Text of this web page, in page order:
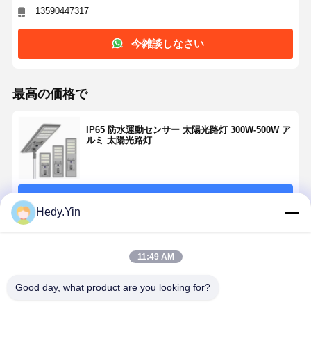
13590447317
今雑談しなさい
最高の価格で
IP65 防水運動センサー 太陽光路灯 300W-500W ア
ルミ 太陽光路灯
推薦されたプロダクト
Hedy.Yin
11:49 AM
Good day, what product are you looking for?